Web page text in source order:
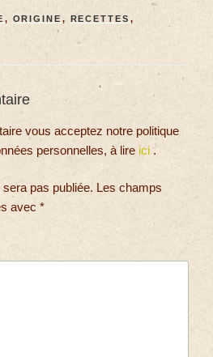
, ORIGINE , RECETTES ,
vous acceptez notre politique
personnelles, à lire ici .
pas publiée. Les champs
avec *